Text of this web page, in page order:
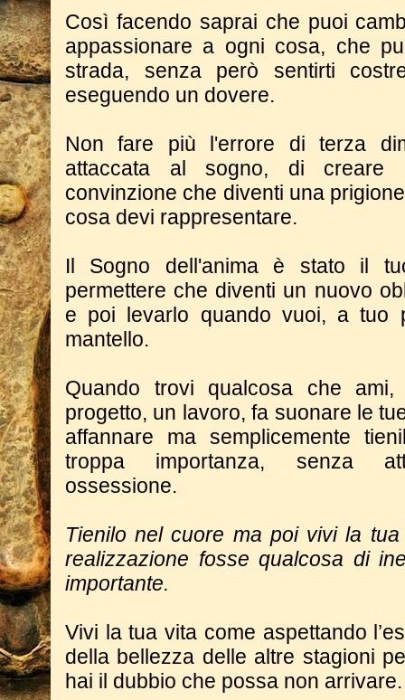
Così facendo saprai che puoi
appassionare a ogni cosa, che
strada, senza però sentirti
eseguendo un dovere.
Non fare più l'errore di terza
attaccata al sogno, di
convinzione che diventi una
cosa devi rappresentare.
Il Sogno dell'anima è stato il
permettere che diventi un nuovo
e poi levarlo quando vuoi, a tuo
mantello.
Quando trovi qualcosa che ami,
progetto, un lavoro, fa suonare le
affannare ma semplicemente
troppa importanza, senza
ossessione.
Tienilo nel cuore ma poi vivi la
realizzazione fosse qualcosa di
importante.
Vivi la tua vita come aspettando
della bellezza delle altre stagioni
hai il dubbio che possa non arrivare.